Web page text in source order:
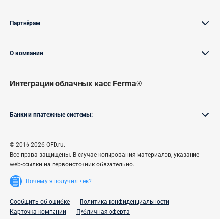
Партнёрам
О компании
Интеграции облачных касс Ferma®
Банки и платежные системы:
© 2016-2026 OFD.ru.
Все права защищены. В случае копирования материалов, указание
web-ссылки на первоисточник обязательно.
Почему я получил чек?
Сообщить об ошибке
Политика конфиденциальности
Карточка компании
Публичная оферта